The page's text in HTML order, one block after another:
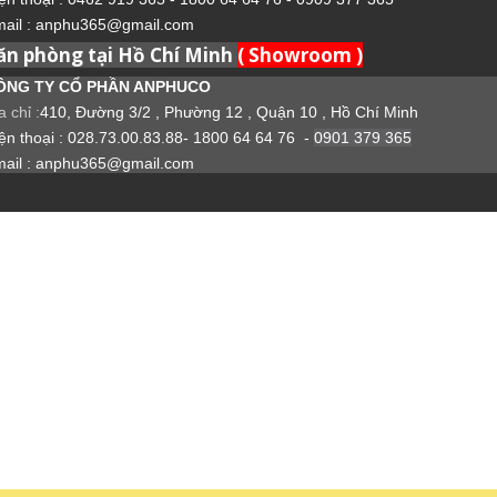
: anphu365@gmail.com
phòng tại Hồ Chí Minh ( Showroom )
TY CỔ PHẦN ANPHUCO
chỉ :410, Đường 3/2 , Phường 12 , Quận 10 , Hồ Chí Minh
thoại : 028.73.00.83.88- 1800 64 64 76 - 0901 379 365
: anphu365@gmail.com